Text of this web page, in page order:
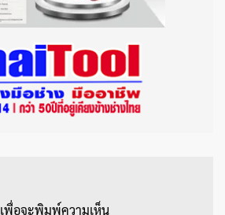
เพื่อจะพิมพ์ความเห็น